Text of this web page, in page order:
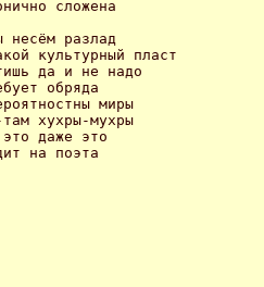
сложена
несём разлад
культурный пласт
да и не надо
обряда
миры
хухры-мухры
даже это
на поэта